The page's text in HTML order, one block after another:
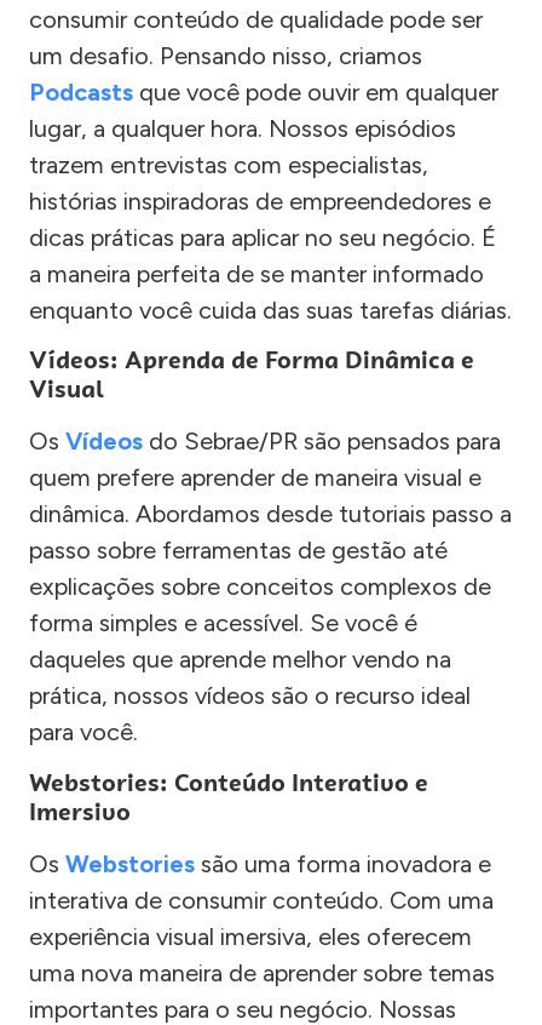
consumir conteúdo de qualidade pode ser
um desafio. Pensando nisso, criamos
Podcasts que você pode ouvir em qualquer
lugar, a qualquer hora. Nossos episódios
trazem entrevistas com especialistas,
histórias inspiradoras de empreendedores e
dicas práticas para aplicar no seu negócio. É
a maneira perfeita de se manter informado
enquanto você cuida das suas tarefas diárias.
Vídeos: Aprenda de Forma Dinâmica e
Visual
Os Vídeos do Sebrae/PR são pensados para
quem prefere aprender de maneira visual e
dinâmica. Abordamos desde tutoriais passo a
passo sobre ferramentas de gestão até
explicações sobre conceitos complexos de
forma simples e acessível. Se você é
daqueles que aprende melhor vendo na
prática, nossos vídeos são o recurso ideal
para você.
Webstories: Conteúdo Interativo e
Imersivo
Os Webstories são uma forma inovadora e
interativa de consumir conteúdo. Com uma
experiência visual imersiva, eles oferecem
uma nova maneira de aprender sobre temas
importantes para o seu negócio. Nossas